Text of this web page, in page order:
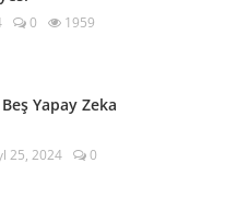
0 1959
Yapay Zeka
25, 2024
0